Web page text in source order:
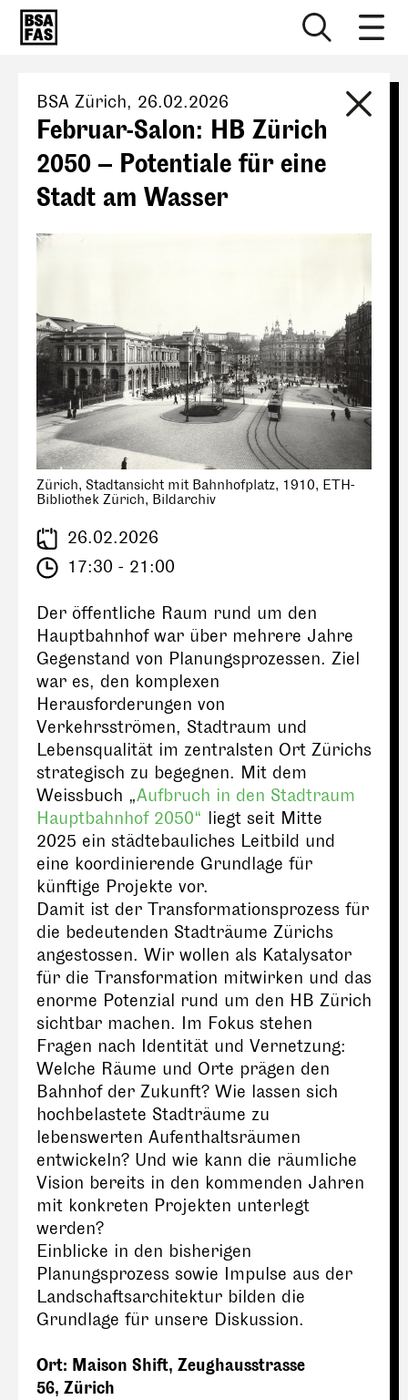
BSA Zürich, 26.02.2026
Februar-Salon: HB Zürich
2050 – Potentiale für eine
Stadt am Wasser
Zürich, Stadtansicht mit Bahnhofplatz, 1910, ETH-
Bibliothek Zürich, Bildarchiv
26.02.2026
17:30 - 21:00
Der öffentliche Raum rund um den
Hauptbahnhof war über mehrere Jahre
Gegenstand von Planungsprozessen. Ziel
war es, den komplexen
Herausforderungen von
Verkehrsströmen, Stadtraum und
Lebensqualität im zentralsten Ort Zürichs
strategisch zu begegnen. Mit dem
Weissbuch „Aufbruch in den Stadtraum
Hauptbahnhof 2050“ liegt seit Mitte
2025 ein städtebauliches Leitbild und
eine koordinierende Grundlage für
künftige Projekte vor.
Damit ist der Transformationsprozess für
die bedeutenden Stadträume Zürichs
angestossen. Wir wollen als Katalysator
für die Transformation mitwirken und das
enorme Potenzial rund um den HB Zürich
sichtbar machen. Im Fokus stehen
Fragen nach Identität und Vernetzung:
Welche Räume und Orte prägen den
Bahnhof der Zukunft? Wie lassen sich
hochbelastete Stadträume zu
lebenswerten Aufenthaltsräumen
entwickeln? Und wie kann die räumliche
Vision bereits in den kommenden Jahren
mit konkreten Projekten unterlegt
werden?
Einblicke in den bisherigen
Planungsprozess sowie Impulse aus der
Landschaftsarchitektur bilden die
Grundlage für unsere Diskussion.
Ort: Maison Shift, Zeughausstrasse
56, Zürich